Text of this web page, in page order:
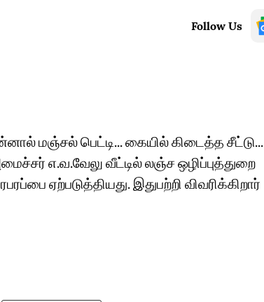
Follow Us
மஞ்சல் பெட்டி... கையில் கிடைத்த சீட்டு...
எ.வ.வேலு வீட்டில் லஞ்ச ஒழிப்புத்துறை
ஏற்படுத்தியது. இதுபற்றி விவரிக்கிறார்